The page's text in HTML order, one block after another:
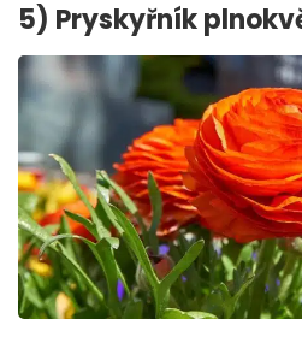
5) Pryskyřník